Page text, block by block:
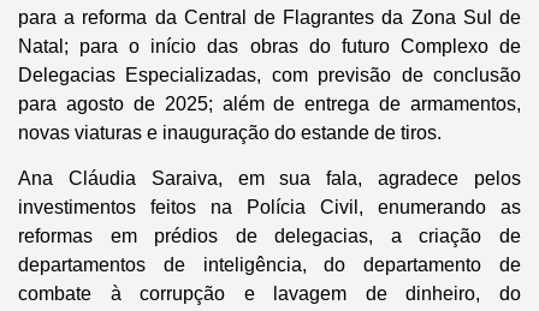
para a reforma da Central de Flagrantes da Zona Sul de
Natal; para o início das obras do futuro Complexo de
Delegacias Especializadas, com previsão de conclusão
para agosto de 2025; além de entrega de armamentos,
novas viaturas e inauguração do estande de tiros.
Ana Cláudia Saraiva, em sua fala, agradece pelos
investimentos feitos na Polícia Civil, enumerando as
reformas em prédios de delegacias, a criação de
departamentos de inteligência, do departamento de
combate à corrupção e lavagem de dinheiro, do